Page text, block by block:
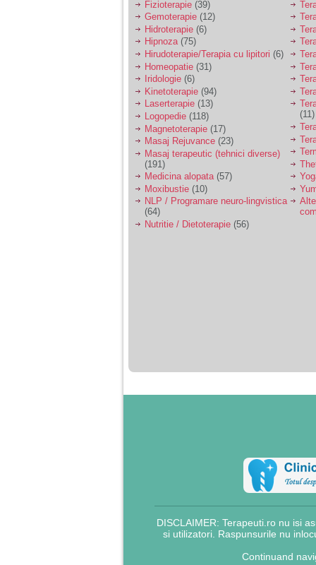
Fizioterapie (39)
Gemoterapie (12)
Hidroterapie (6)
Hipnoza(75)
Hirudoterapie/Terapia cu lipitori (6)
Homeopatie (31)
Iridologie (6)
Kinetoterapie (94)
Laserterapie (13)
Logopedie (118)
Magnetoterapie (17)
Masaj Rejuvance (23)
Masaj terapeutic (tehnici diverse)
(191)
Medicina alopata(57)
Moxibustie (10)
NLP / Programare neuro-lingvistica
(64)
Nutritie / Dietoterapie (56)
(11)
DISCLAIMER: Terapeuti.ro nu isi
si utilizatori. Raspunsurile nu
Continuand